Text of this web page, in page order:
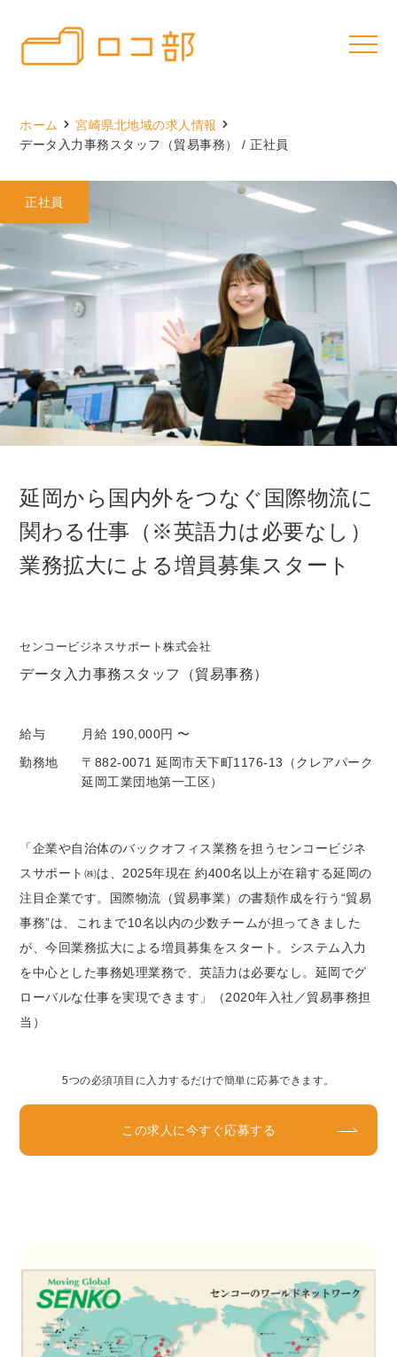
ホーム
宮崎県北地域の求人情報
データ入力事務スタッフ（貿易事務） / 正社員
正社員
延岡から国内外をつなぐ国際物流に
関わる仕事（※英語力は必要なし）
業務拡大による増員募集スタート
センコービジネスサポート株式会社
データ入力事務スタッフ（貿易事務）
給与
月給 190,000円 〜
勤務地
〒882-0071 延岡市天下町1176-13（クレアパーク
延岡工業団地第一工区）
「企業や自治体のバックオフィス業務を担うセンコービジネ
スサポート㈱は、2025年現在 約400名以上が在籍する延岡の
注目企業です。国際物流（貿易事業）の書類作成を行う“貿易
事務”は、これまで10名以内の少数チームが担ってきました
が、今回業務拡大による増員募集をスタート。システム入力
を中心とした事務処理業務で、英語力は必要なし。延岡でグ
ローバルな仕事を実現できます」（2020年入社／貿易事務担
当）
5つの必須項目に入力するだけで簡単に応募できます。
この求人に今すぐ応募する